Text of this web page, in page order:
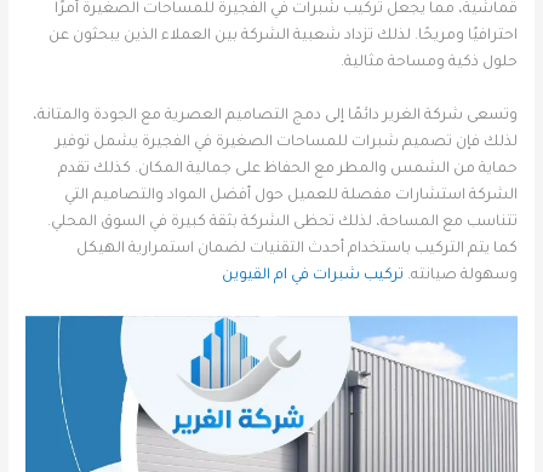
قماشية، مما يجعل تركيب شبرات في الفجيرة للمساحات الصغيرة أمرًا
احترافيًا ومريحًا. لذلك تزداد شعبية الشركة بين العملاء الذين يبحثون عن
حلول ذكية ومساحة مثالية.
وتسعى شركة الغرير دائمًا إلى دمج التصاميم العصرية مع الجودة والمتانة،
لذلك فإن تصميم شبرات للمساحات الصغيرة في الفجيرة يشمل توفير
حماية من الشمس والمطر مع الحفاظ على جمالية المكان. كذلك تقدم
الشركة استشارات مفصلة للعميل حول أفضل المواد والتصاميم التي
تتناسب مع المساحة، لذلك تحظى الشركة بثقة كبيرة في السوق المحلي.
كما يتم التركيب باستخدام أحدث التقنيات لضمان استمرارية الهيكل
وسهولة صيانته. تركيب شبرات في ام القيوين